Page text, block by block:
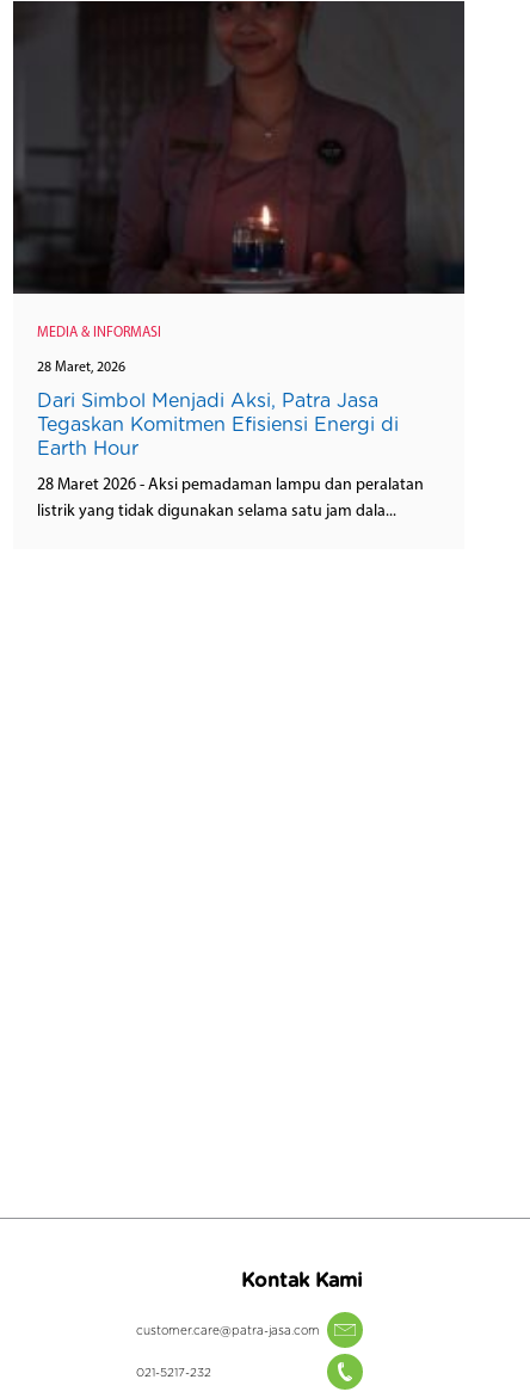
MEDIA & INFORMASI
28 Maret, 2026
Dari Simbol Menjadi Aksi, Patra Jasa
Tegaskan Komitmen Efisiensi Energi di
Earth Hour
28 Maret 2026 - Aksi pemadaman lampu dan peralatan
listrik yang tidak digunakan selama satu jam dala...
Kontak Kami
customer.care@patra-jasa.com
021-5217-232